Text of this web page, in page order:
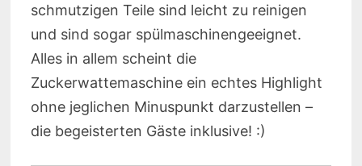
schmutzigen Teile sind leicht zu reinigen
und sind sogar spülmaschinengeeignet.
Alles in allem scheint die
Zuckerwattemaschine ein echtes Highlight
ohne jeglichen Minuspunkt darzustellen –
die begeisterten Gäste inklusive! :)